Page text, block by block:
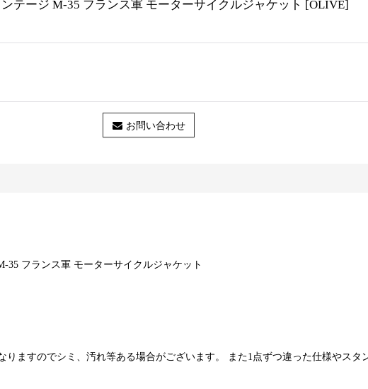
テージ M-35 フランス軍 モーターサイクルジャケット [OLIVE]
お問い合わせ
35 フランス軍 モーターサイクルジャケット
ますのでシミ、汚れ等ある場合がございます。 また1点ずつ違った仕様やス